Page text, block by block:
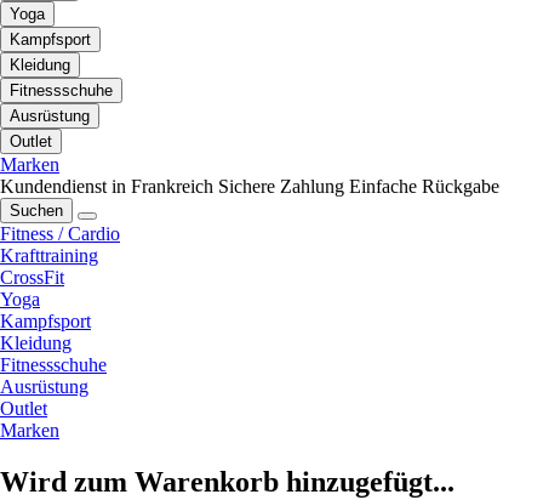
Yoga
Kampfsport
Kleidung
Fitnessschuhe
Ausrüstung
Outlet
Marken
Kundendienst in Frankreich Sichere Zahlung Einfache Rückgabe
Suchen
Fitness / Cardio
Krafttraining
CrossFit
Yoga
Kampfsport
Kleidung
Fitnessschuhe
Ausrüstung
Outlet
Marken
Wird zum Warenkorb hinzugefügt...